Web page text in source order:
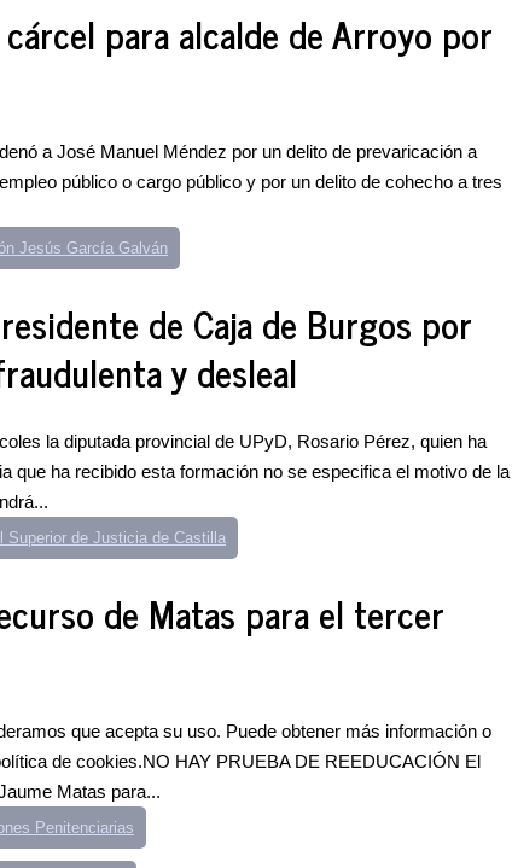
para alcalde de Arroyo por
a José Manuel Méndez por un delito de prevaricación a
público o cargo público y por un delito de cohecho a tres
Jesús García Galván
de Caja de Burgos por
y desleal
la diputada provincial de UPyD, Rosario Pérez, quien ha
que ha recibido esta formación no se especifica el motivo de la
Superior de Justicia de Castilla
de Matas para el tercer
que acepta su uso. Puede obtener más información o
de cookies.NO HAY PRUEBA DE REEDUCACIÓN El
Matas para...
Penitenciarias